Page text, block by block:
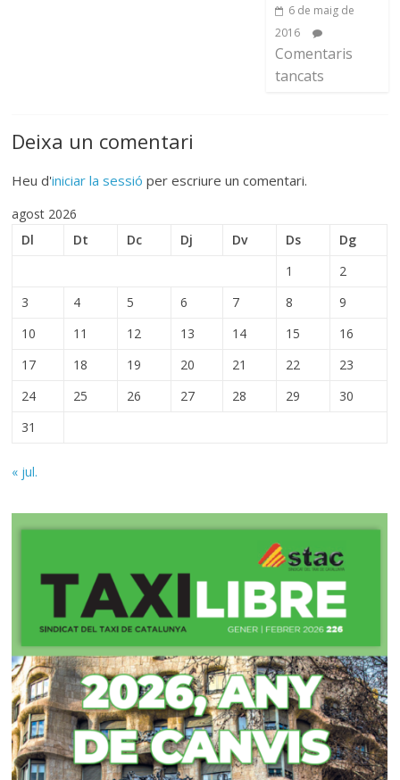
6 de maig de
2016
Comentaris
tancats
Deixa un comentari
Heu d'iniciar la sessió per escriure un comentari.
agost 2026
Dl
Dt Dc Dj Dv Ds
Dg
1
2
3
4 5 6 7 8
9
10
11 12 13 14 15
16
17
18 19 20 21 22
23
24
25 26 27 28 29
30
31
« jul.